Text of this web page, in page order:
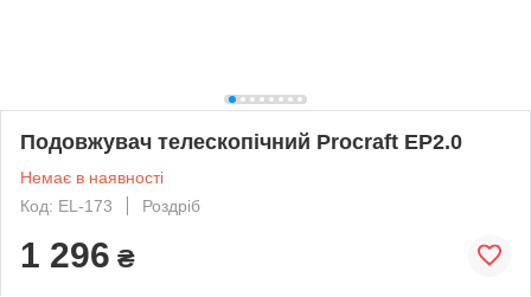
Подовжувач телескопічний Procraft EP2.0
Немає в наявності
Код: EL-173
Роздріб
1 296 ₴